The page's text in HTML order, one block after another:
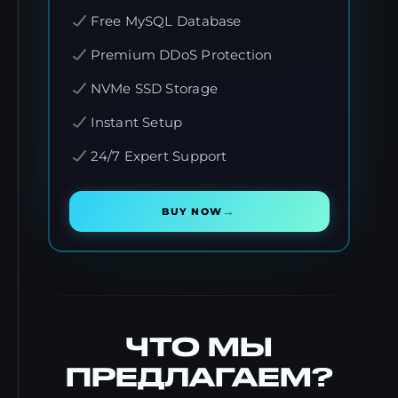
Free MySQL Database
Premium DDoS Protection
NVMe SSD Storage
Instant Setup
24/7 Expert Support
BUY NOW →
ЧТО МЫ
ПРЕДЛАГАЕМ?